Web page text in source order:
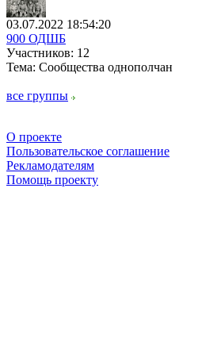
03.07.2022 18:54:20
900 ОДШБ
Участников: 12
Тема: Сообщества однополчан
все группы
О проекте
Пользовательское соглашение
Рекламодателям
Помощь проекту